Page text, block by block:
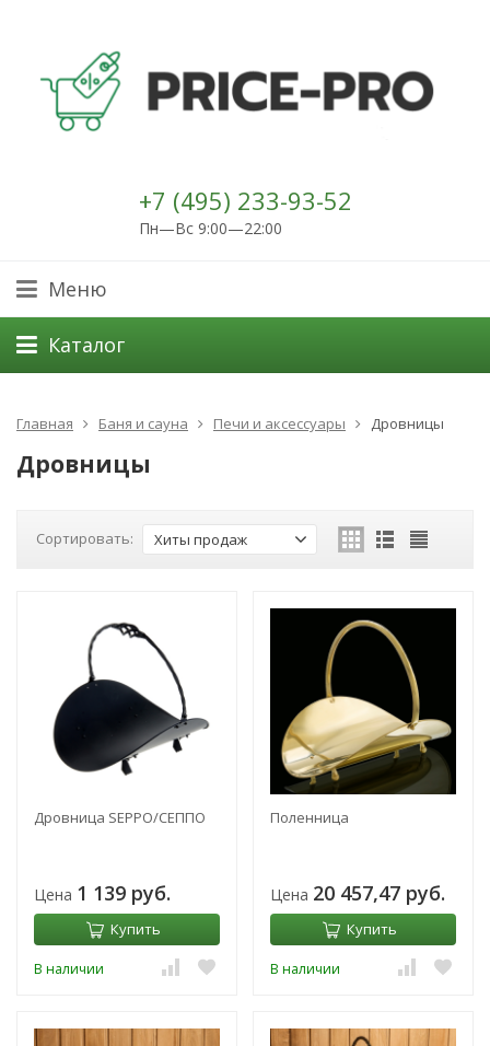
+7 (495) 233-93-52
Пн—Вс 9:00—22:00
Меню
Каталог
Главная Баня и сауна Печи и аксессуары Дровницы
Дровницы
Сортировать: Хиты продаж
Дровница SEPPO/СЕППО
Цена 1 139 руб.
Купить
В наличии
Поленница
Цена 20 457,47 руб.
Купить
В наличии